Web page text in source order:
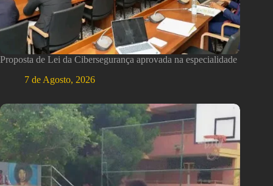
Proposta de Lei da Cibersegurança aprovada na especialidade
7 de Agosto, 2026